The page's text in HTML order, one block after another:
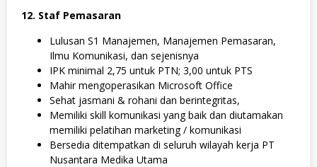
12. Staf Pemasaran
Lulusan S1 Manajemen, Manajemen Pemasaran,
Ilmu Komunikasi, dan sejenisnya
IPK minimal 2,75 untuk PTN; 3,00 untuk PTS
Mahir mengoperasikan Microsoft Office
Sehat jasmani & rohani dan berintegritas,
Memiliki skill komunikasi yang baik dan diutamakan
memiliki pelatihan marketing / komunikasi
Bersedia ditempatkan di seluruh wilayah kerja PT
Nusantara Medika Utama